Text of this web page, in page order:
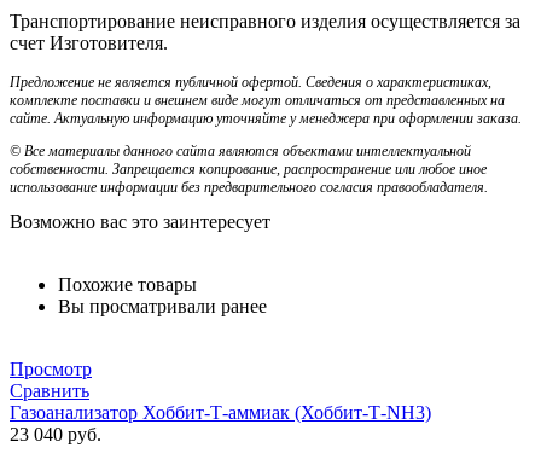
Транспортирование неисправного изделия осуществляется за
счет Изготовителя.
Предложение не является публичной офертой. Сведения о характеристиках,
комплекте поставки и внешнем виде могут отличаться от представленных на
сайте. Актуальную информацию уточняйте у менеджера при оформлении заказа.
© Все материалы данного сайта являются объектами интеллектуальной
собственности. Запрещается копирование, распространение или любое иное
использование информации без предварительного согласия правообладателя.
Возможно вас это заинтересует
Похожие товары
Вы просматривали ранее
Просмотр
Сравнить
Газоанализатор Хоббит-Т-аммиак (Хоббит-Т-NH3)
23 040 руб.